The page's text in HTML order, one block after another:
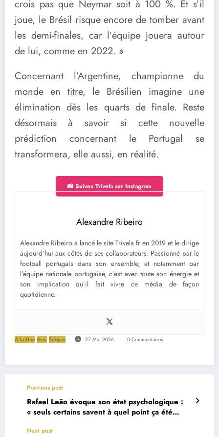
crois pas que Neymar soit à 100 %. Et s’il
joue, le Brésil risque encore de tomber avant
les demi-finales, car l’équipe jouera autour
de lui, comme en 2022. »
Concernant l’Argentine, championne du
monde en titre, le Brésilien imagine une
élimination dès les quarts de finale. Reste
désormais à savoir si cette nouvelle
prédiction concernant le Portugal se
transformera, elle aussi, en réalité.
📸 Suivez Trivela sur Instagram
Alexandre Ribeiro
Alexandre Ribeiro a lancé le site Trivela.fr en 2019 et le dirige
aujourd’hui aux côtés de ses collaborateurs. Passionné par le
football portugais dans son ensemble, et notamment par
l’équipe nationale portugaise, c’est avec toute son énergie et
son implication qu’il fait vivre ce média de façon
quotidienne.
A La Une Actu Seleçao 27 Mai 2026 0 Commentaires
Previous post
Rafael Leão évoque son état psychologique :
« seuls certains savent à quel point ça été
Next post